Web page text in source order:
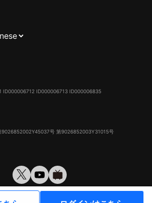
ID000006712 ID000006713 ID000006835
号 第9026852003Y31015号
Inc. All rights reserved.